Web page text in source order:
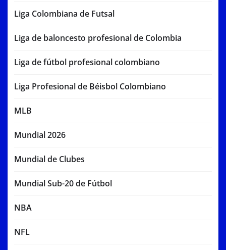
Liga Colombiana de Futsal
Liga de baloncesto profesional de Colombia
Liga de fútbol profesional colombiano
Liga Profesional de Béisbol Colombiano
MLB
Mundial 2026
Mundial de Clubes
Mundial Sub-20 de Fútbol
NBA
NFL